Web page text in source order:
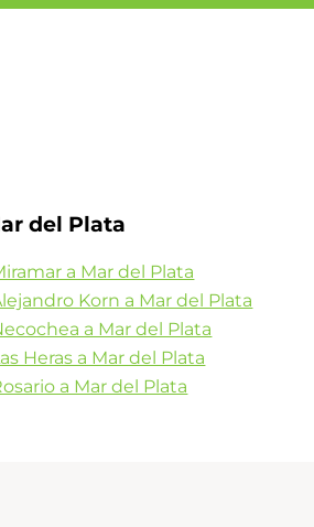
del Plata
a Mar del Plata
Korn a Mar del Plata
a Mar del Plata
Heras a Mar del Plata
a Mar del Plata